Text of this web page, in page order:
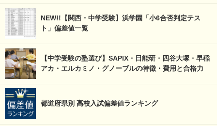
NEW!!【関西・中学受験】浜学園「小6合否判定テス
ト」偏差値一覧
【中学受験の塾選び】SAPIX・日能研・四谷大塚・早稲
アカ・エルカミノ・グノーブルの特徴・費用と合格力
都道府県別 高校入試偏差値ランキング